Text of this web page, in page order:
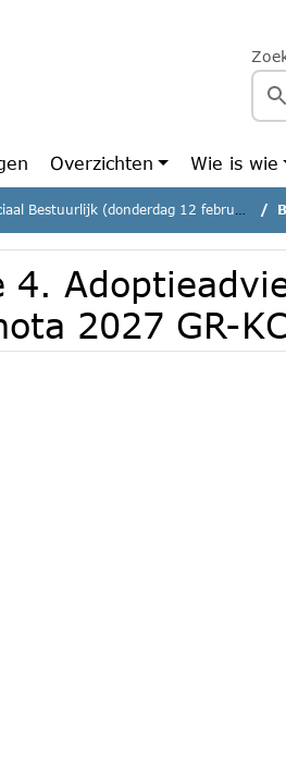
Overzichten Wie is wie
Bestuurlijk (donderdag 12 februari 2026)
4.
2027 GR-